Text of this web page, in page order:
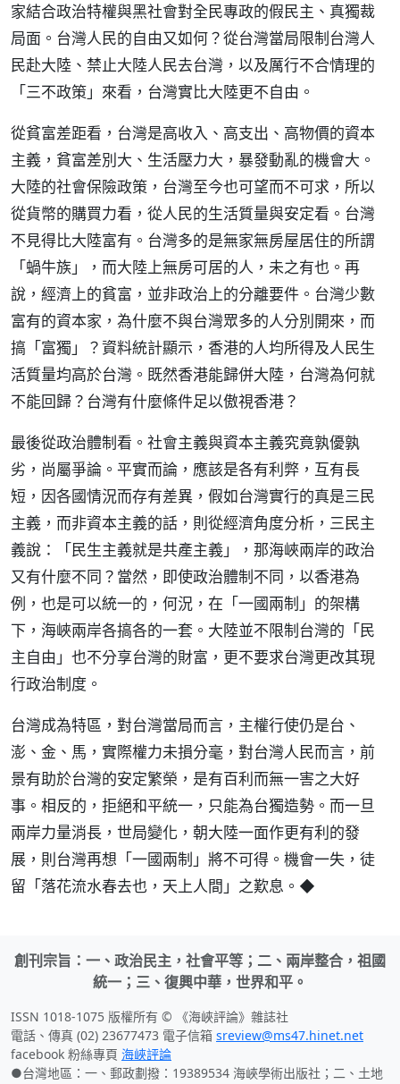
家結合政治特權與黑社會對全民專政的假民主、真獨裁
局面。台灣人民的自由又如何？從台灣當局限制台灣人
民赴大陸、禁止大陸人民去台灣，以及厲行不合情理的
「三不政策」來看，台灣實比大陸更不自由。
從貧富差距看，台灣是高收入、高支出、高物價的資本
主義，貧富差別大、生活壓力大，暴發動亂的機會大。
大陸的社會保險政策，台灣至今也可望而不可求，所以
從貨幣的購買力看，從人民的生活質量與安定看。台灣
不見得比大陸富有。台灣多的是無家無房屋居住的所謂
「蝸牛族」，而大陸上無房可居的人，未之有也。再
說，經濟上的貧富，並非政治上的分離要件。台灣少數
富有的資本家，為什麼不與台灣眾多的人分別開來，而
搞「富獨」？資料統計顯示，香港的人均所得及人民生
活質量均高於台灣。既然香港能歸併大陸，台灣為何就
不能回歸？台灣有什麼條件足以傲視香港？
最後從政治體制看。社會主義與資本主義究竟孰優孰
劣，尚屬爭論。平實而論，應該是各有利弊，互有長
短，因各國情況而存有差異，假如台灣實行的真是三民
主義，而非資本主義的話，則從經濟角度分析，三民主
義說：「民生主義就是共產主義」，那海峽兩岸的政治
又有什麼不同？當然，即使政治體制不同，以香港為
例，也是可以統一的，何況，在「一國兩制」的架構
下，海峽兩岸各搞各的一套。大陸並不限制台灣的「民
主自由」也不分享台灣的財富，更不要求台灣更改其現
行政治制度。
台灣成為特區，對台灣當局而言，主權行使仍是台、
澎、金、馬，實際權力未損分毫，對台灣人民而言，前
景有助於台灣的安定繁榮，是有百利而無一害之大好
事。相反的，拒絕和平統一，只能為台獨造勢。而一旦
兩岸力量消長，世局變化，朝大陸一面作更有利的發
展，則台灣再想「一國兩制」將不可得。機會一失，徒
留「落花流水春去也，天上人間」之歎息。◆
創刊宗旨：一、政治民主，社會平等；二、兩岸整合，祖國
統一；三、復興中華，世界和平。
ISSN 1018-1075 版權所有 © 《海峽評論》雜誌社
電話、傳真 (02) 23677473 電子信箱 sreview@ms47.hinet.net
facebook 粉絲專頁 海峽評論
●台灣地區：一、郵政劃撥：19389534 海峽學術出版社；二、土地